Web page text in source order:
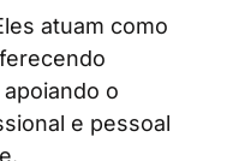
atuam como
o
e pessoal